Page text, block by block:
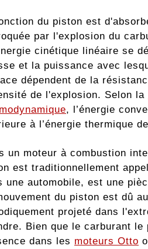
du piston est
par l'explosion du
cinétique linéaire se
et la puissance avec
dépendent de la
de l'explosion. Selon la
, l’énergie
à l’énergie thermique
un moteur à combustion
est traditionnellement
une automobile, est une
du piston est dû
projeté dans
Bien que le carburant le
dans les moteurs Otto